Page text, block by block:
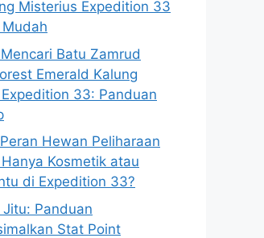
Misterius Expedition 33
Batu Zamrud
Emerald Kalung
33: Panduan
Hewan Peliharaan
Kosmetik atau
di Expedition 33?
Panduan
Stat Point